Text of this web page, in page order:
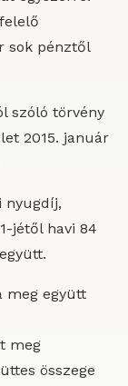
sok pénztől
szóló törvény
2015. január
nyugdíj,
jétől havi 84
meg együtt
meg
összege